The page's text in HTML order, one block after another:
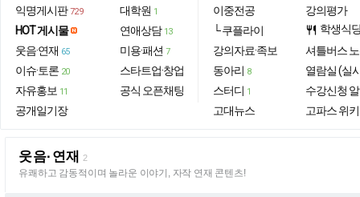
익명게시판 729
HOT 게시물
웃음·연재 65
이슈·토론 20
자유홍보 11
공개일기장
대학원 1
연애상담 13
미용·패션 7
스타트업·창업
공식 오픈채팅
이중전공
└ 쿠플라이
강의자료·족보
동아리 8
스터디 1
고대뉴스
강의평가
restaurant 학생식
셔틀버스
열람실 (실
수강신청
고파스 위키
웃음·연재 2
유쾌하고 감동적이며 놀라운 이야기, 자작 연재 콘텐츠!